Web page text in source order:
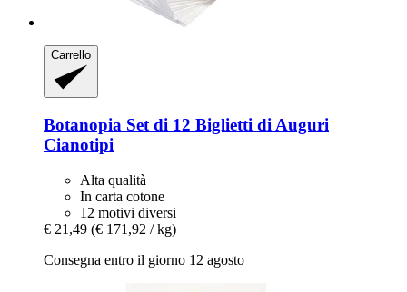
Carrello
Botanopia Set di 12 Biglietti di Auguri
Cianotipi
Alta qualità
In carta cotone
12 motivi diversi
€ 21,49 (€ 171,92 / kg)
Consegna entro il giorno 12 agosto